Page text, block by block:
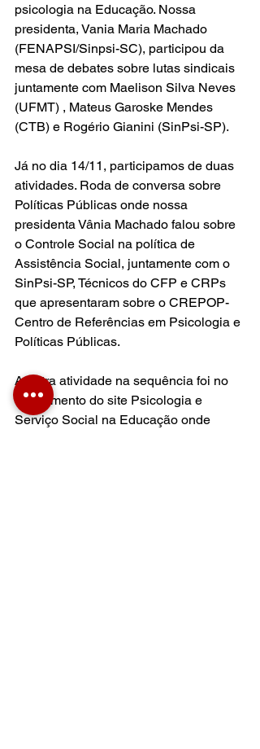
psicologia na Educação. Nossa
presidenta, Vania Maria Machado
(FENAPSI/Sinpsi-SC), participou da
mesa de debates sobre lutas sindicais
juntamente com Maelison Silva Neves
(UFMT) , Mateus Garoske Mendes
(CTB) e Rogério Gianini (SinPsi-SP).
Já no dia 14/11, participamos de duas
atividades. Roda de conversa sobre
Políticas Públicas onde nossa
presidenta Vânia Machado falou sobre
o Controle Social na política de
Assistência Social, juntamente com o
SinPsi-SP, Técnicos do CFP e CRPs
que apresentaram sobre o CREPOP-
Centro de Referências em Psicologia e
Políticas Públicas.
A outra atividade na sequência foi no
Lançamento do site Psicologia e
Serviço Social na Educação onde